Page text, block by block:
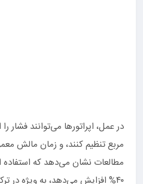
مطالعات نشان می‌دهد که استفاده
۴۰% افزایش می‌دهد، به ویژه